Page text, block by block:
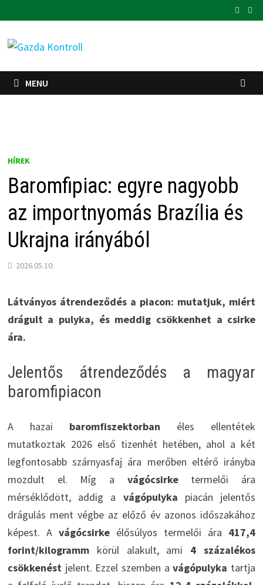
to
content
MENU
HÍREK
Baromfipiac: egyre nagyobb
az importnyomás Brazília és
Ukrajna irányából
2026.05.10.
Látványos átrendeződés a piacon: mutatjuk, miért
drágult a pulyka, és meddig csökkenhet a csirke
ára.
Jelentős átrendeződés a magyar
baromfipiacon
A hazai baromfiszektorban éles ellentétek
mutatkoztak 2026 első tizenhét hetében, ahol a két
legfontosabb szárnyasfaj ára merőben eltérő irányba
mozdult el. Míg a vágócsirke termelői ára
mérséklődött, addig a vágópulyka piacán jelentős
drágulás ment végbe az előző év azonos időszakához
képest. A vágócsirke élősúlyos termelői ára 417,4
forint/kilogrammkörül alakult, ami 4 százalékos
csökkenéstjelent. Ezzel szemben avágópulyka tartja